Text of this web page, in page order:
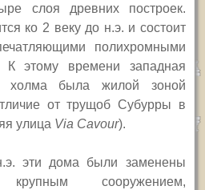
слоя древних построек.
ко 2 веку до н.э. и состоит
полихромными
К этому времени западная
холма была жилой зоной
от трущоб Субурры в
улица Via Cavour).
эти дома были заменены
сооружением,